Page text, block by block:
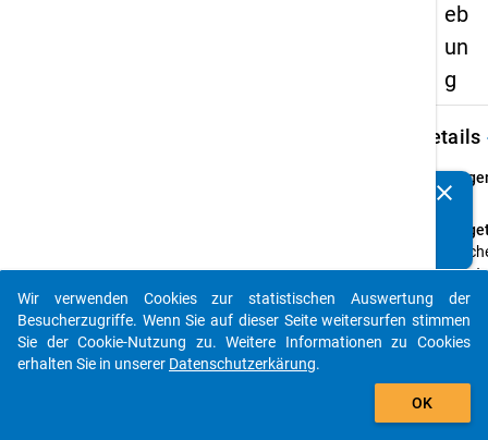
eb
un
g
Details
58
im
clear
auto_stories
add_shopping_cart
Wir verwenden Cookies zur statistischen Auswertung der
Besucherzugriffe. Wenn Sie auf dieser Seite weitersurfen stimmen
Sie der Cookie-Nutzung zu. Weitere Informationen zu Cookies
erhalten Sie in unserer Datenschutzerkärung.
OK